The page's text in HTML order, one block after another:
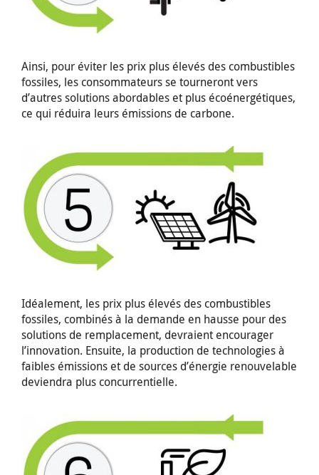
Ainsi, pour éviter les prix plus élevés des combustibles
fossiles, les consommateurs se tourneront vers
d’autres solutions abordables et plus écoénergétiques,
ce qui réduira leurs émissions de carbone.
Idéalement, les prix plus élevés des combustibles
fossiles, combinés à la demande en hausse pour des
solutions de remplacement, devraient encourager
l’innovation. Ensuite, la production de technologies à
faibles émissions et de sources d’énergie renouvelable
deviendra plus concurrentielle.